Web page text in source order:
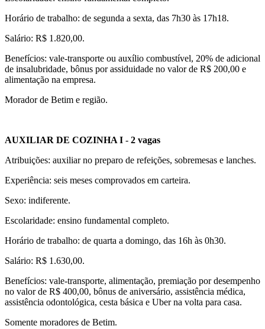
Horário de trabalho: de segunda a sexta, das 7h30 às 17h18.
Salário: R$ 1.820,00.
Benefícios: vale-transporte ou auxílio combustível, 20% de adicional
de insalubridade, bônus por assiduidade no valor de R$ 200,00 e
alimentação na empresa.
Morador de Betim e região.
AUXILIAR DE COZINHA I - 2 vagas
Atribuições: auxiliar no preparo de refeições, sobremesas e lanches.
Experiência: seis meses comprovados em carteira.
Sexo: indiferente.
Escolaridade: ensino fundamental completo.
Horário de trabalho: de quarta a domingo, das 16h às 0h30.
Salário: R$ 1.630,00.
Benefícios: vale-transporte, alimentação, premiação por desempenho
no valor de R$ 400,00, bônus de aniversário, assistência médica,
assistência odontológica, cesta básica e Uber na volta para casa.
Somente moradores de Betim.